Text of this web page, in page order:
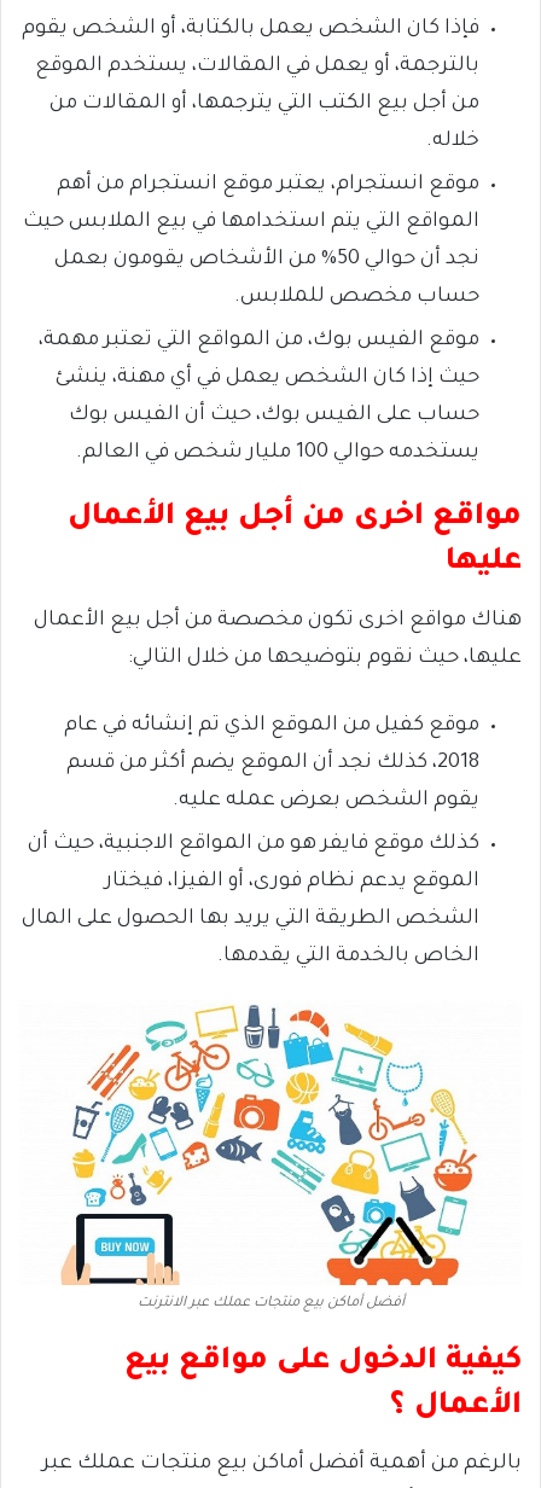
فإذا كان الشخص يعمل بالكتابة، أو الشخص يقوم
بالترجمة، أو يعمل في المقالات، يستخدم الموقع
من أجل بيع الكتب التي يترجمها، أو المقالات من
خلاله.
موقع انستجرام، يعتبر موقع انستجرام من أهم
المواقع التي يتم استخدامها في بيع الملابس حيث
نجد أن حوالي 50% من الأشخاص يقومون بعمل
حساب مخصص للملابس.
موقع الفيس بوك، من المواقع التي تعتبر مهمة،
حيث إذا كان الشخص يعمل في أي مهنة، ينشئ
حساب على الفيس بوك، حيث أن الفيس بوك
يستخدمه حوالي 100 مليار شخص في العالم.
مواقع اخرى من أجل بيع الأعمال
عليها
هناك مواقع اخرى تكون مخصصة من أجل بيع الأعمال
عليها، حيث نقوم بتوضيحها من خلال التالي:
موقع كفيل من الموقع الذي تم إنشائه في عام
2018، كذلك نجد أن الموقع يضم أكثر من قسم
يقوم الشخص بعرض عمله عليه.
كذلك موقع فايفر هو من المواقع الاجنبية، حيث أن
الموقع يدعم نظام فورى، أو الفيزا، فيختار
الشخص الطريقة التي يريد بها الحصول على المال
الخاص بالخدمة التي يقدمها.
أفضل أماكن بيع منتجات عملك عبر الانترنت
كيفية الدخول على مواقع بيع
الأعمال ؟
بالرغم من أهمية أفضل أماكن بيع منتجات عملك عبر